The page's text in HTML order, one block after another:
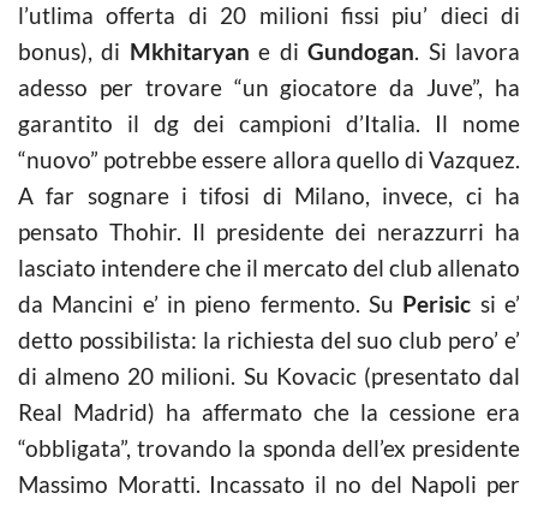
l’utlima offerta di 20 milioni fissi piu’ dieci di
bonus), di Mkhitaryan e diGundogan. Si lavora
adesso per trovare “un giocatore da Juve”, ha
garantito il dg dei campioni d’Italia. Il nome
“nuovo” potrebbe essere allora quello di Vazquez.
A far sognare i tifosi di Milano, invece, ci ha
pensato Thohir. Il presidente dei nerazzurri ha
lasciato intendere che il mercato del club allenato
da Mancini e’ in pieno fermento. Su Perisic si e’
detto possibilista: la richiesta del suo club pero’ e’
di almeno 20 milioni. Su Kovacic (presentato dal
Real Madrid) ha affermato che la cessione era
“obbligata”, trovando la sponda dell’ex presidente
Massimo Moratti. Incassato il no del Napoli per